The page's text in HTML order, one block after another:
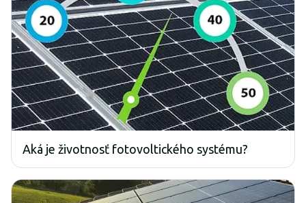
Aká je životnosť fotovoltického systému?